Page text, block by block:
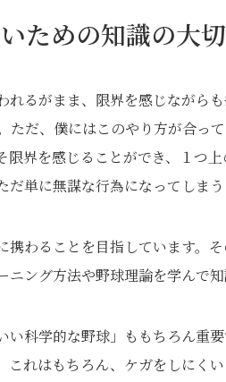
ための知識の大
れるがまま、限界を感じながら
ただ、僕にはこのやり方が合っ
限界を感じることができ、１つ
単に無謀な行為になってしまう
携わることを目指しています。
ング方法や野球理論を学んで知
い科学的な野球」ももちろん重
これはもちろん、ケガをしにく